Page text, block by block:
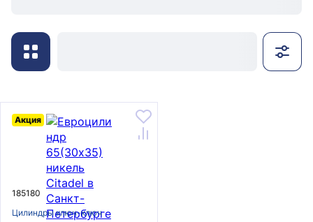
185180
Цилиндры ключ-ключ
Акция